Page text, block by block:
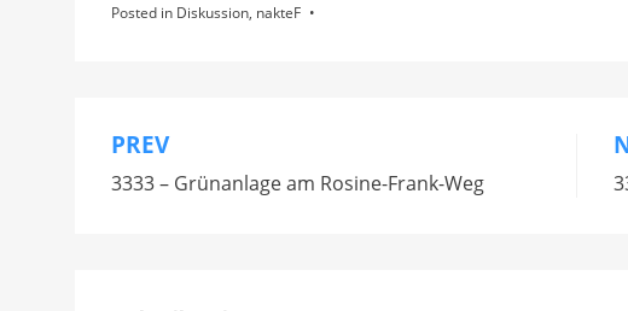
Posted in Diskussion, nakteF
Beitragsnavigation
PREV
3333 – Grünanlage am Rosine-Frank-Weg